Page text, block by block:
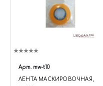
Арт. mw-t10
ЛЕНТА МАСКИРОВОЧНАЯ,